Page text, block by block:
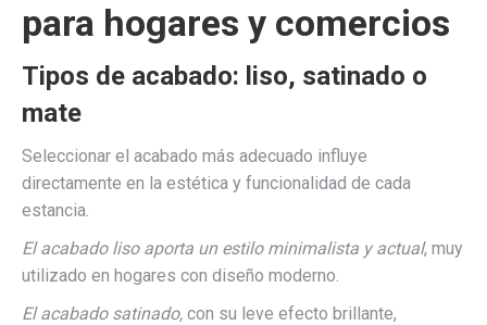
para hogares y comercios
Tipos de acabado: liso, satinado o
mate
Seleccionar el acabado más adecuado influye
directamente en la estética y funcionalidad de cada
estancia.
El acabado liso aporta un estilo minimalista y actual, muy
utilizado en hogares con diseño moderno.
El acabado satinado, con su leve efecto brillante,